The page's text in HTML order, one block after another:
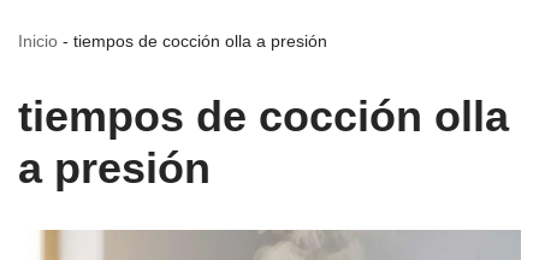
Inicio - tiempos de cocción olla a presión
tiempos de cocción olla
a presión